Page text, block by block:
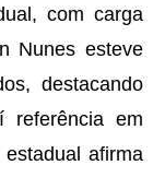
com carga
Nunes esteve
destacando
referência em
afirma